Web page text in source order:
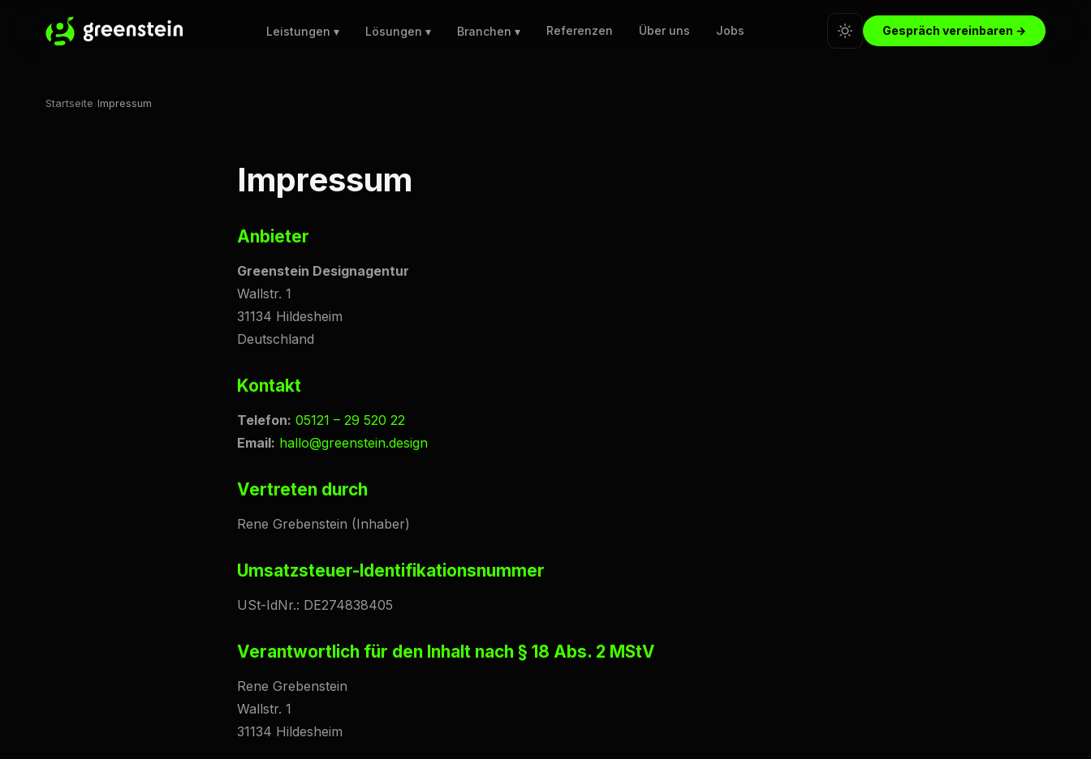
Leistungen ▾ Lösungen ▾ Branchen ▾ Referenzen Über uns Jobs Gespräch vereinbaren →
Startseite Impressum
Impressum
Anbieter
Greenstein Designagentur
Wallstr. 1
31134 Hildesheim
Deutschland
Kontakt
Telefon: 05121 – 29 520 22
Email: hallo@greenstein.design
Vertreten durch
Rene Grebenstein (Inhaber)
Umsatzsteuer-Identifikationsnummer
USt-IdNr.: DE274838405
Verantwortlich für den Inhalt nach § 18 Abs. 2 MStV
Rene Grebenstein
Wallstr. 1
31134 Hildesheim